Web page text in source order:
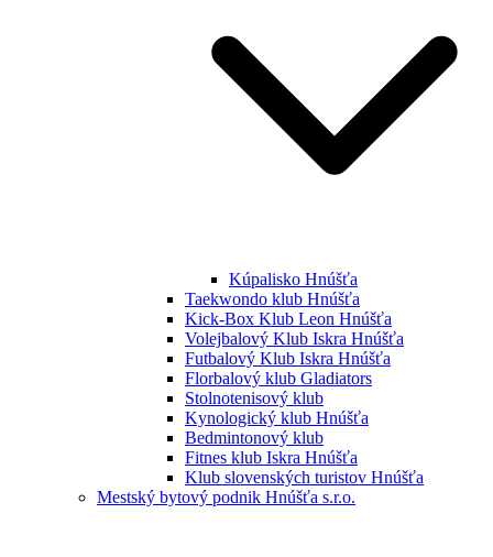
Kúpalisko Hnúšťa
Taekwondo klub Hnúšťa
Kick-Box Klub Leon Hnúšťa
Volejbalový Klub Iskra Hnúšťa
Futbalový Klub Iskra Hnúšťa
Florbalový klub Gladiators
Stolnotenisový klub
Kynologický klub Hnúšťa
Bedmintonový klub
Fitnes klub Iskra Hnúšťa
Klub slovenských turistov Hnúšťa
Mestský bytový podnik Hnúšťa s.r.o.